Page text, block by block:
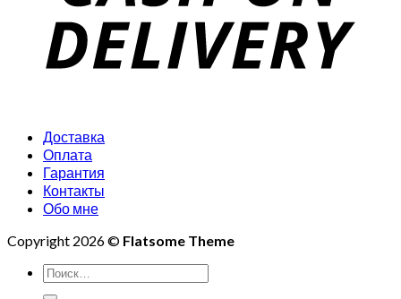
Доставка
Оплата
Гарантия
Контакты
Обо мне
Copyright 2026 © Flatsome Theme
Искать: